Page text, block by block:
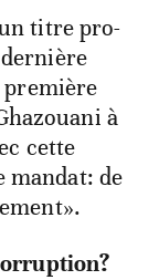
titre pro-
à
cette
mandat: de